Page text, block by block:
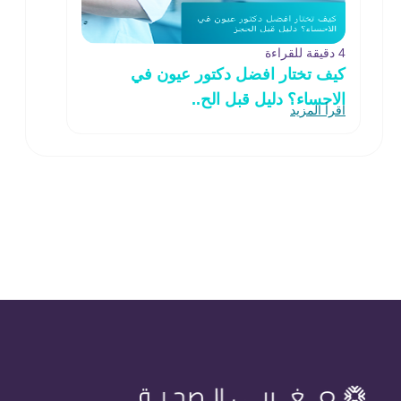
4 دقيقة للقراءة
كيف تختار افضل دكتور عيون في
الاحساء؟ دليل قبل الح..
اقرأ المزيد